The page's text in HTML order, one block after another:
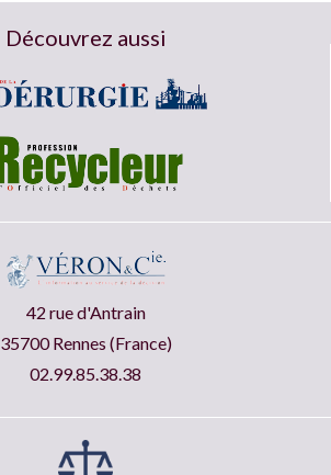
Découvrez aussi
42 rue d'Antrain
35700 Rennes (France)
02.99.85.38.38